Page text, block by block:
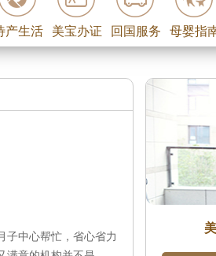
产生活 美宝办证 回国服务 母婴指
子中心帮忙，省心省力